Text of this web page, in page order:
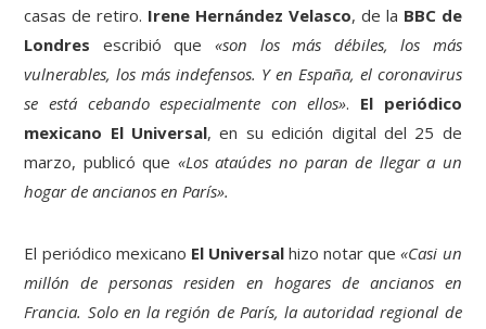
casas de retiro. Irene Hernández Velasco, de la BBC de
Londres escribió que «son los más débiles, los más
vulnerables, los más indefensos. Y en España, el coronavirus
se está cebando especialmente con ellos». El periódico
mexicano El Universal, en su edición digital del 25 de
marzo, publicó que «Los ataúdes no paran de llegar a un
hogar de ancianos en París».
El periódico mexicano El Universalhizo notar que«Casi un
millón de personas residen en hogares de ancianos en
Francia. Solo en la región de París, la autoridad regional de